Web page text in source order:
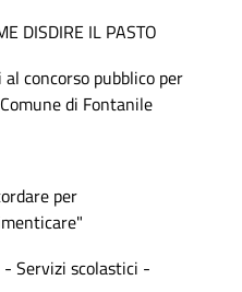
DISDIRE IL PASTO
concorso pubblico per
di Fontanile
per
Servizi scolastici -